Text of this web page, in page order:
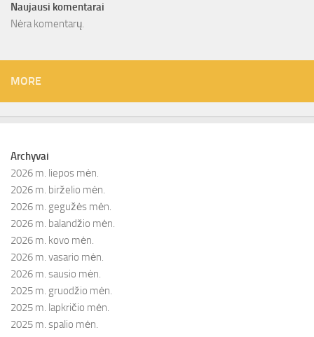
Naujausi komentarai
Nėra komentarų.
MORE
Archyvai
2026 m. liepos mėn.
2026 m. birželio mėn.
2026 m. gegužės mėn.
2026 m. balandžio mėn.
2026 m. kovo mėn.
2026 m. vasario mėn.
2026 m. sausio mėn.
2025 m. gruodžio mėn.
2025 m. lapkričio mėn.
2025 m. spalio mėn.